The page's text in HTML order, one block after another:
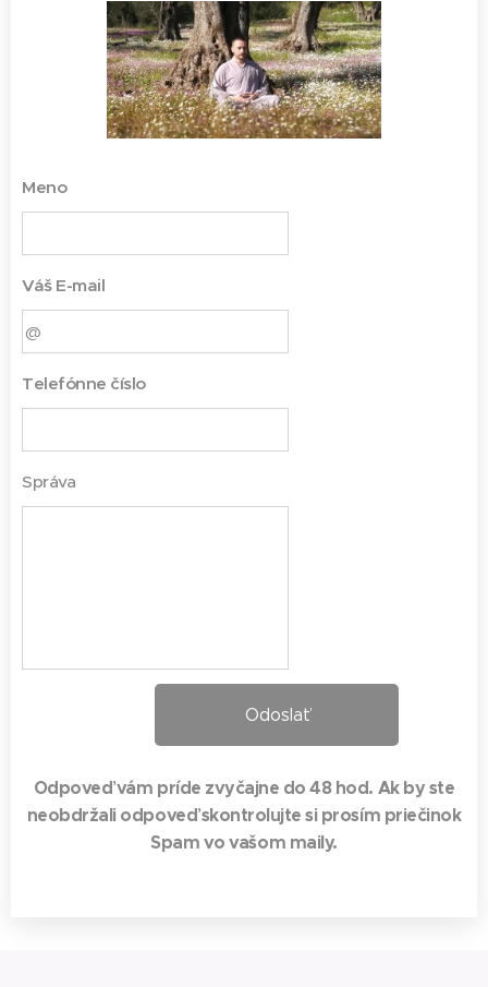
Meno
Váš E-mail
Telefónne číslo
Správa
Odoslať
Odpoveď vám príde zvyčajne do 48 hod. Ak by ste
neobdržali odpoveď skontrolujte si prosím priečinok
Spam vo vašom maily.